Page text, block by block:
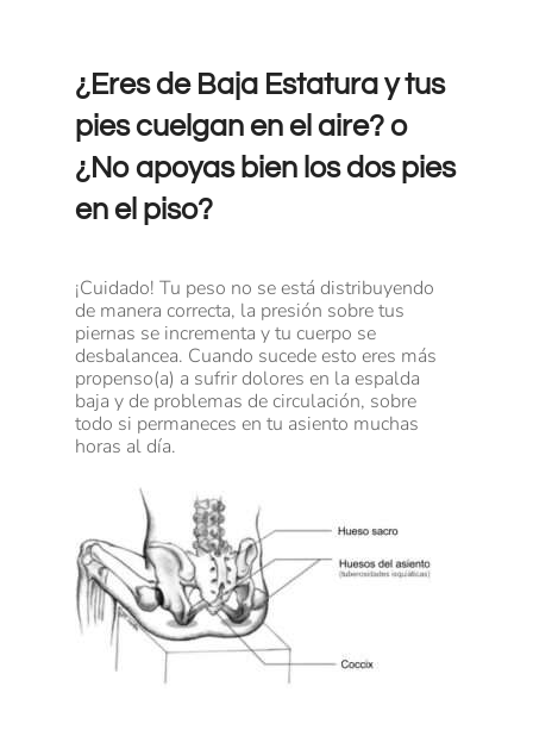
¿Eres de Baja Estatura y tus
pies cuelgan en el aire? o
¿No apoyas bien los dos pies
en el piso?
¡Cuidado! Tu peso no se está distribuyendo
de manera correcta, la presión sobre tus
piernas se incrementa y tu cuerpo se
desbalancea. Cuando sucede esto eres más
propenso(a) a sufrir dolores en la espalda
baja y de problemas de circulación, sobre
todo si permaneces en tu asiento muchas
horas al día.